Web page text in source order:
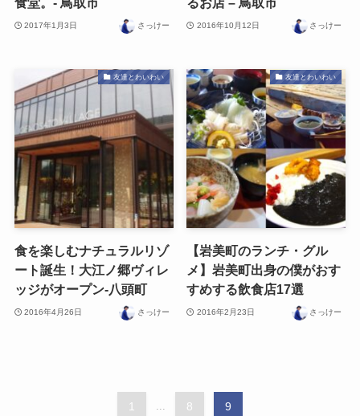
2017年1月3日 さっけー 2016年10月12日 さっけー
友達とわいわい
食を楽しむナチュラルリゾ
ート誕生！大江ノ郷ヴィレ
ッジがオープン-八頭町
2016年4月26日 さっけー
友達とわいわい
【岩美町のランチ・グル
メ】岩美町出身の僕がおす
すめする飲食店17選
2016年2月23日 さっけー
1 ... 8 9